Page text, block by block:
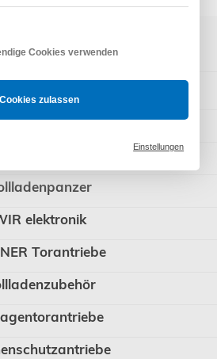
Steuerungen
elektronik
Torantriebe
Cookies verwenden
Cookies zulassen
Einstellungen